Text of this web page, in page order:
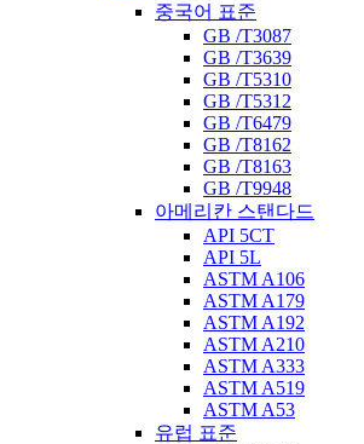
중국어 표준
GB /T3087
GB /T3639
GB /T5310
GB /T5312
GB /T6479
GB /T8162
GB /T8163
GB /T9948
아메리칸 스탠다드
API 5CT
API 5L
ASTM A106
ASTM A179
ASTM A192
ASTM A210
ASTM A333
ASTM A519
ASTM A53
유럽 ​​표준